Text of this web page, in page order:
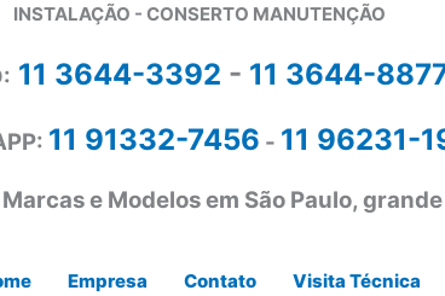
INSTALAÇÃO - CONSERTO MANUTENÇÃO
11 3644-3392 - 11 3644-
11 91332-7456 - 11 96231-
e Modelos em São Paulo, grande
Empresa Contato Visita Técnica